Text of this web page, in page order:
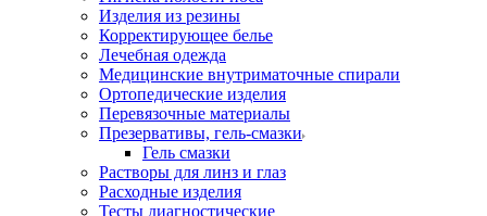
Изделия из резины
Корректирующее белье
Лечебная одежда
Медицинские внутриматочные спирали
Ортопедические изделия
Перевязочные материалы
Презервативы, гель-смазки
Гель смазки
Растворы для линз и глаз
Расходные изделия
Тесты диагностические